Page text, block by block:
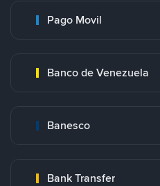
Pago Movil
Banco de Venezuela
Banesco
Bank Transfer